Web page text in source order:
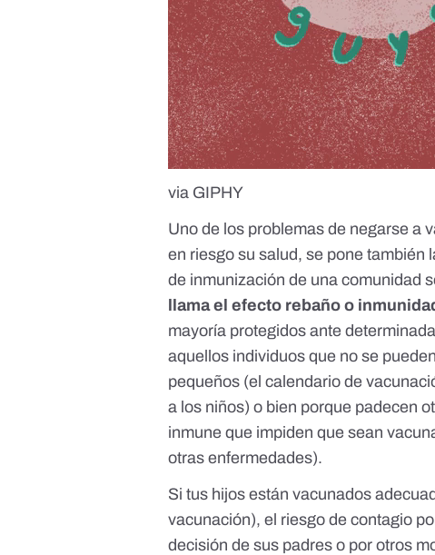
via GIPHY
Uno de los problemas de negarse a
en riesgo su salud, se pone también
de inmunización de una comunidad
llama el efecto rebaño o
mayoría protegidos ante
aquellos individuos que no se
pequeños (elcalendario de
a los niños) o bien porque padecen
inmune que impiden que sean
otras enfermedades).
Si tus hijos están vacunados
vacunación), el riesgo de contagio
decisión de sus padres o por otros